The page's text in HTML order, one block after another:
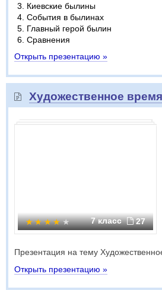
Киевские былины
События в былинах
Главный герой былин
Сравнения
Открыть презентацию »
Художественное время
7 класс 27
Презентация на тему
Открыть презентацию »